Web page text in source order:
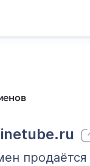
продаётся